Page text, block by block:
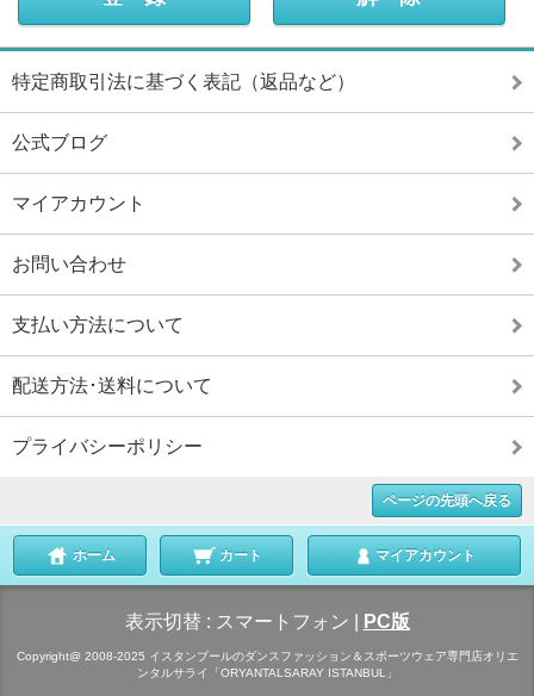
特定商取引法に基づく表記（返品など）
公式ブログ
マイアカウント
お問い合わせ
支払い方法について
配送方法･送料について
プライバシーポリシー
ページの先頭へ戻る
ホーム カート マイアカウント
表示切替 : スマートフォン PC版
Copyright@ 2008-2025 イスタンブールのダンスファッション＆スポーツウェア専門店オリエ
ンタルサライ「ORYANTALSARAY ISTANBUL」